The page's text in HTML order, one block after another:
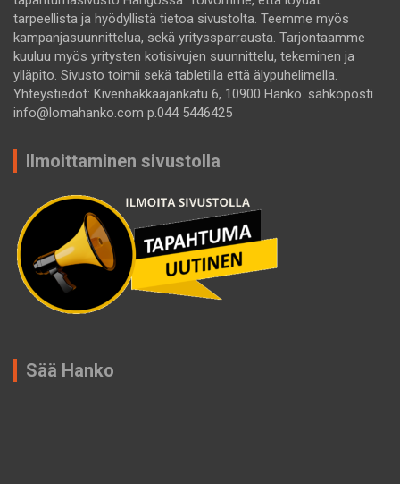
tarpeellista ja hyödyllistä tietoa sivustolta. Teemme myös
kampanjasuunnittelua, sekä yrityssparrausta. Tarjontaamme
kuuluu myös yritysten kotisivujen suunnittelu, tekeminen ja
ylläpito. Sivusto toimii sekä tabletilla että älypuhelimella.
Yhteystiedot: Kivenhakkaajankatu 6, 10900 Hanko. sähköposti
info@lomahanko.com p.044 5446425
Ilmoittaminen sivustolla
Sää Hanko